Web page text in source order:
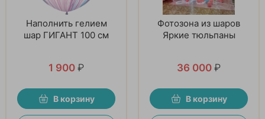
Наполнить гелием
шар ГИГАНТ 100 см
1 900 ₽
В корзину
Фотозона из шаров
Яркие тюльпаны
36 000 ₽
В корзину